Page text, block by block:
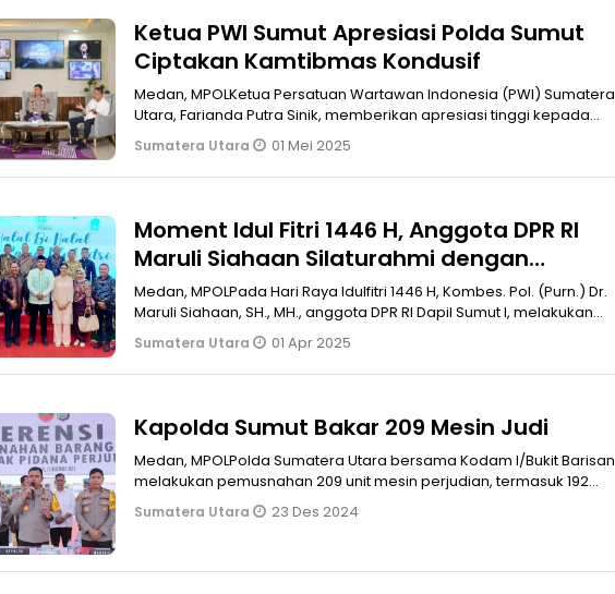
Ketua PWI Sumut Apresiasi Polda Sumut
Ciptakan Kamtibmas Kondusif
Medan, MPOLKetua Persatuan Wartawan Indonesia (PWI) Sumatera
Utara, Farianda Putra Sinik, memberikan apresiasi tinggi kepada
Polda Sumut at
Sumatera Utara 01 Mei 2025
Moment Idul Fitri 1446 H, Anggota DPR RI
Maruli Siahaan Silaturahmi dengan
Pemimpin Sumut
Medan, MPOLPada Hari Raya Idulfitri 1446 H, Kombes. Pol. (Purn.) Dr.
Maruli Siahaan, SH., MH., anggota DPR RI Dapil Sumut I, melakukan
ser
Sumatera Utara 01 Apr 2025
Kapolda Sumut Bakar 209 Mesin Judi
Medan, MPOLPolda Sumatera Utara bersama Kodam I/Bukit Barisan
melakukan pemusnahan 209 unit mesin perjudian, termasuk 192
mesin jackpot/din
Sumatera Utara 23 Des 2024